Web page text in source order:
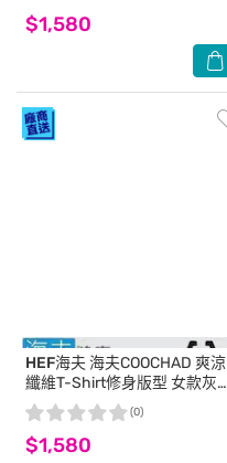
$1,580
HEF海夫 海夫COOCHAD 爽涼
纖維T-Shirt修身版型 女款灰
(Cupro158-006)_XL
$1,580
(0)